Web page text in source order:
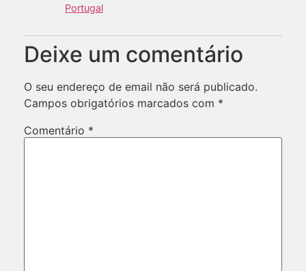
Portugal
Deixe um comentário
O seu endereço de email não será publicado.
Campos obrigatórios marcados com *
Comentário *